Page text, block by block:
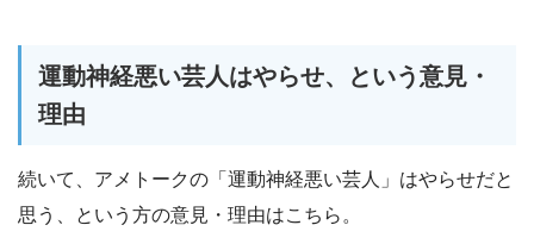
運動神経悪い芸人はやらせ、という意見・
理由
続いて、アメトークの「運動神経悪い芸人」はやらせだと
思う、という方の意見・理由はこちら。